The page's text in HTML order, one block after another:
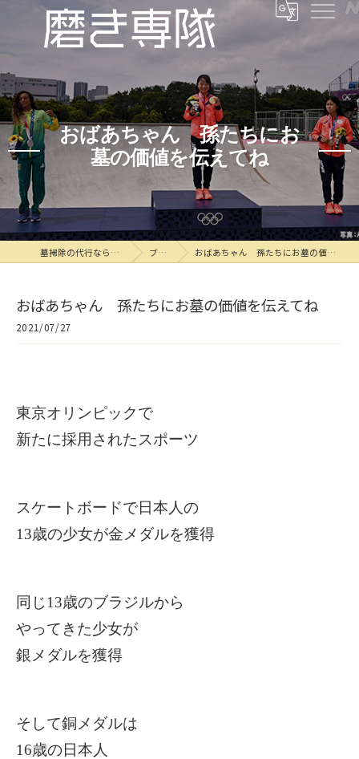
おばあちゃん 孫たちにお
墓の価値を伝えてね
墓掃除の代行なら磨き専隊 ブログ おばあちゃん 孫たちにお墓の価値を伝えてね
おばあちゃん 孫たちにお墓の価値を伝えてね
2021/07/27
東京オリンピックで
新たに採用されたスポーツ
スケートボードで日本人の
13歳の少女が金メダルを獲得
同じ13歳のブラジルから
やってきた少女が
銀メダルを獲得
そして銅メダルは
16歳の日本人